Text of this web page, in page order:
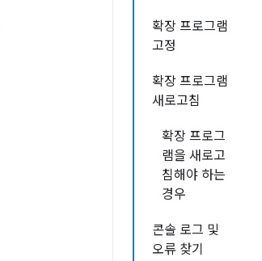
확장 프로그램
고정
확장 프로그램
새로고침
확장 프로그
램을 새로고
침해야 하는
경우
콘솔 로그 및
오류 찾기